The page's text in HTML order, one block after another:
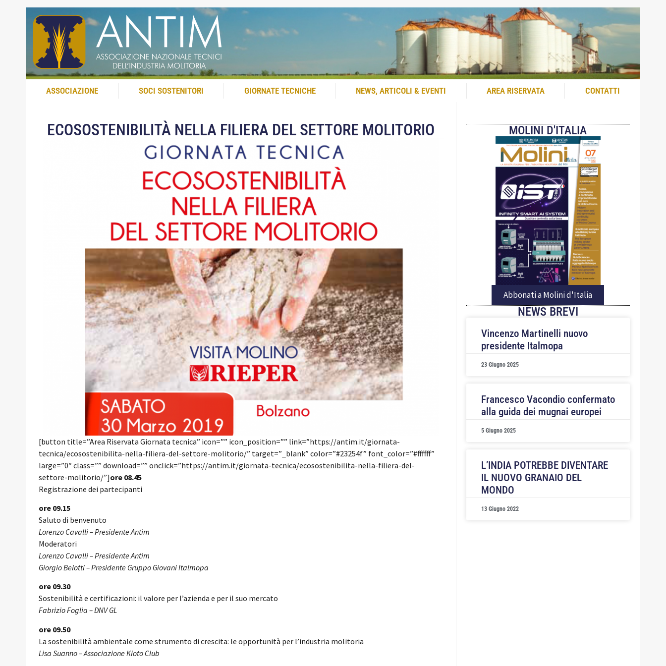
ASSOCIAZIONE SOCI SOSTENITORI GIORNATE TECNICHE NEWS, ARTICOLI & EVENTI AREA RISERVATA CONTATTI
ECOSOSTENIBILITÀ NELLA FILIERA DEL SETTORE MOLITORIO
[button title=”Area Riservata Giornata tecnica” icon=”” icon_position=”” link=”https://antim.it/giornata-
tecnica/ecosostenibilita-nella-filiera-del-settore-molitorio/” target=”_blank” color=”#23254f” font_color=”#ffffff”
large=”0″ class=”” download=”” onclick=”https://antim.it/giornata-tecnica/ecosostenibilita-nella-filiera-del-
settore-molitorio/”]ore 08.45
Registrazione dei partecipanti
ore 09.15
Saluto di benvenuto
Lorenzo Cavalli – Presidente Antim
Moderatori
Lorenzo Cavalli – Presidente Antim
Giorgio Belotti – Presidente Gruppo Giovani Italmopa
ore 09.30
Sostenibilità e certificazioni: il valore per l’azienda e per il suo mercato
Fabrizio Foglia – DNV GL
ore 09.50
La sostenibilità ambientale come strumento di crescita: le opportunità per l’industria molitoria
Lisa Suanno – Associazione Kioto Club
MOLINI D'ITALIA
Abbonati a Molini d'Italia
NEWS BREVI
Vincenzo Martinelli nuovo
presidente Italmopa
23 Giugno 2025
Francesco Vacondio confermato
alla guida dei mugnai europei
5 Giugno 2025
L’INDIA POTREBBE DIVENTARE
IL NUOVO GRANAIO DEL
MONDO
13 Giugno 2022